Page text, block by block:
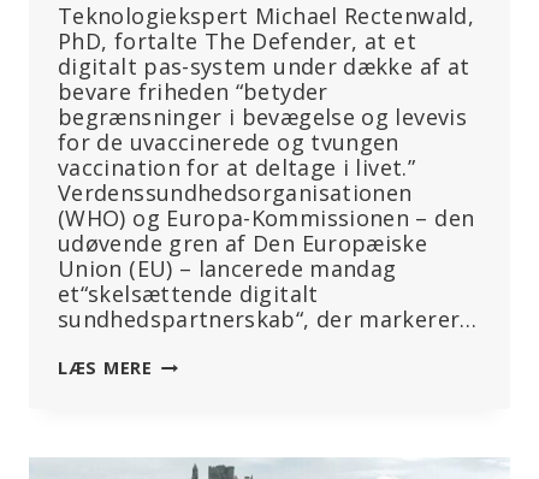
Teknologiekspert Michael Rectenwald,
PhD, fortalte The Defender, at et
digitalt pas-system under dække af at
bevare friheden “betyder
begrænsninger i bevægelse og levevis
for de uvaccinerede og tvungen
vaccination for at deltage i livet.”
Verdenssundhedsorganisationen
(WHO) og Europa-Kommissionen – den
udøvende gren af Den Europæiske
Union (EU) – lancerede mandag
et“skelsættende digitalt
sundhedspartnerskab“, der markerer…
LÆS MERE “DØDSDOM